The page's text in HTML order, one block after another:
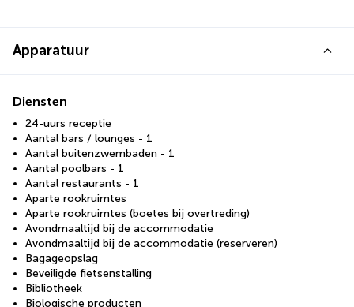
Apparatuur
Diensten
24-uurs receptie
Aantal bars / lounges - 1
Aantal buitenzwembaden - 1
Aantal poolbars - 1
Aantal restaurants - 1
Aparte rookruimtes
Aparte rookruimtes (boetes bij overtreding)
Avondmaaltijd bij de accommodatie
Avondmaaltijd bij de accommodatie (reserveren)
Bagageopslag
Beveiligde fietsenstalling
Bibliotheek
Biologische producten